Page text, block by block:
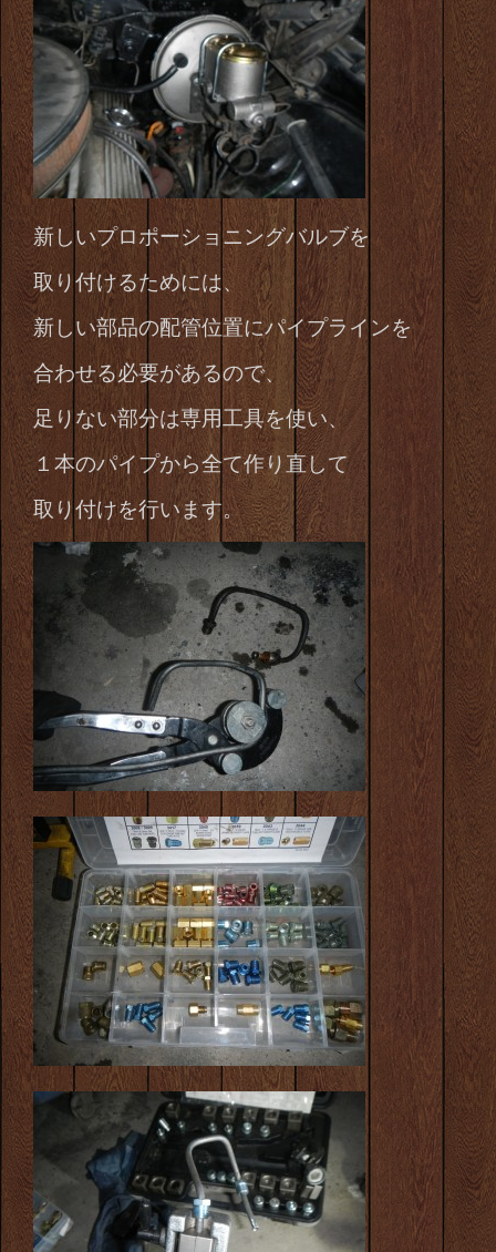
新しいプロポーショニングバルブを
取り付けるためには、
新しい部品の配管位置にパイプラインを
合わせる必要があるので、
足りない部分は専用工具を使い、
１本のパイプから全て作り直して
取り付けを行います。